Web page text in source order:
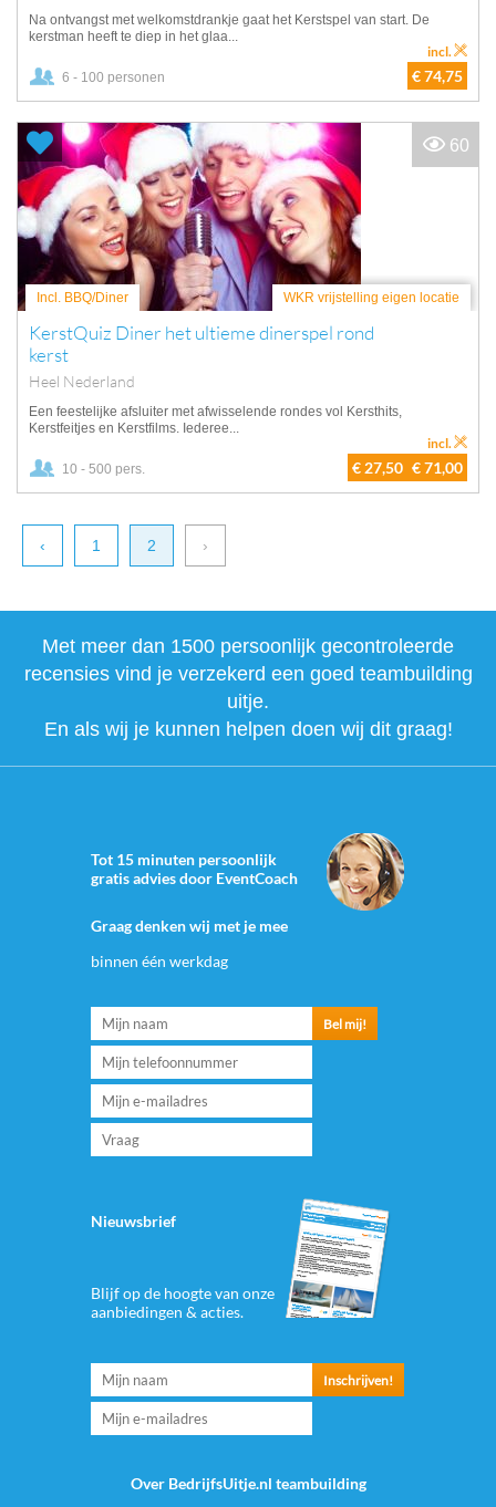
Na ontvangst met welkomstdrankje gaat het Kerstspel van start. De
kerstman heeft te diep in het glaa...
6 - 100 personen € 74,75
incl.
Incl. BBQ/Diner WKR vrijstelling eigen locatie
KerstQuiz Diner het ultieme dinerspel rond
kerst
Heel Nederland
Een feestelijke afsluiter met afwisselende rondes vol Kersthits,
Kerstfeitjes en Kerstfilms. Iederee...
10 - 500 pers. € 27,50 € 71,00
incl.
60
‹ 1 2 ›
Met meer dan 1500 persoonlijk gecontroleerde
recensies vind je verzekerd een goed teambuilding
uitje.
En als wij je kunnen helpen doen wij dit graag!
Tot 15 minuten persoonlijk
gratis advies door EventCoach
Graag denken wij met je mee
binnen één werkdag
Nieuwsbrief
Blijf op de hoogte van onze
aanbiedingen & acties.
Over BedrijfsUitje.nl teambuilding